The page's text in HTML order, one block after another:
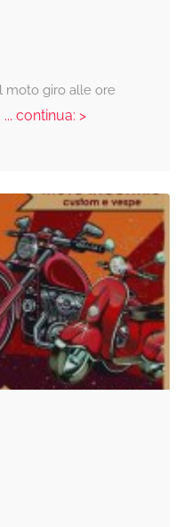
moto giro alle ore
continua: >